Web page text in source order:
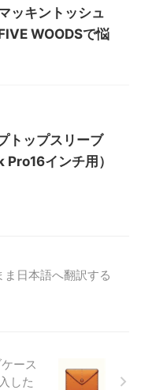
ッキントッシュ
WOODSで悩
トップスリーブ
インチ用）
日本語へ翻訳する
ース
した